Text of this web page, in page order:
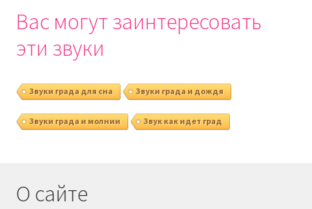
Вас могут заинтересовать
эти звуки
Звуки града для сна Звуки града и дождя
Звуки града и молнии Звук как идет град
О сайте